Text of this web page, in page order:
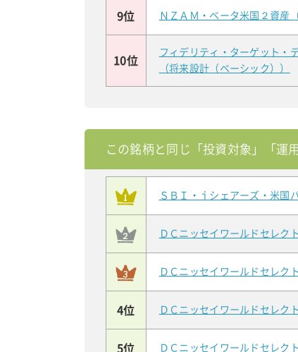
9位 ＮＺＡＭ・ベータ米国２資産
10位
フィデリティ・ターゲット・
（将来設計（ベーシック））
この銘柄と同じ「投資対象」「運
ＳＢＩ・ｉシェアーズ・米国
ＤＣニッセイワールドセレク
ＤＣニッセイワールドセレク
4位 ＤＣニッセイワールドセレク
5位 ＤＣニッセイワールドセレク